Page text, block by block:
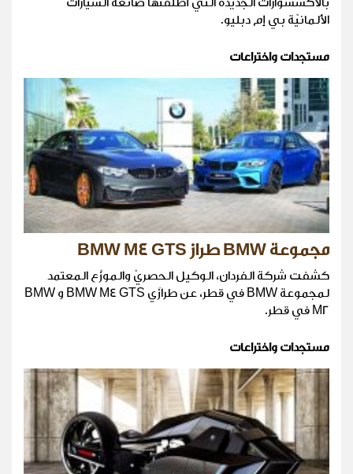
الألمانيّة بي إم دبليو.
مستجدات واختراعات
مجموعة BMW طراز BMW M4 GTS
كشفت شركة الفردان، الوكيل الحصريّ والموزّع المعتمد
لمجموعة BMW في قطر، عن طرازَي BMW M4 GTS و BMW
M2 في قطر.
مستجدات واختراعات